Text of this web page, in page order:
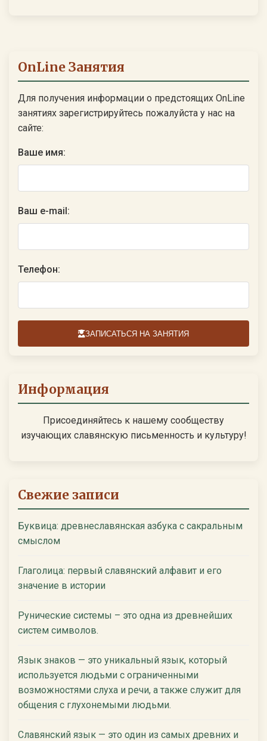
OnLine Занятия
Для получения информации о предстоящих OnLine
занятиях зарегистрируйтесь пожалуйста у нас на
сайте:
Ваше имя:
Ваш e-mail:
Телефон:
ЗАПИСАТЬСЯ НА ЗАНЯТИЯ
Информация
Присоединяйтесь к нашему сообществу
изучающих славянскую письменность и культуру!
Свежие записи
Буквица: древнеславянская азбука с сакральным
смыслом
Глаголица: первый славянский алфавит и его
значение в истории
Рунические системы – это одна из древнейших
систем символов.
Язык знаков — это уникальный язык, который
используется людьми с ограниченными
возможностями слуха и речи, а также служит для
общения с глухонемыми людьми.
Славянский язык — это один из самых древних и